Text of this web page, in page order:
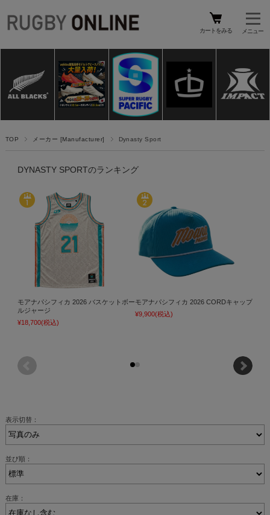
カートをみる
TOP メーカー [Manufacturer] Dynasty Sport
DYNASTY SPORTのランキング
モアナパシフィカ 2026 バスケットボー
ルジャージ
¥18,700(税込)
モアナパシフィカ 2026 CORDキャップ
¥9,900(税込)
モア
表示切替：
並び順：
在庫：